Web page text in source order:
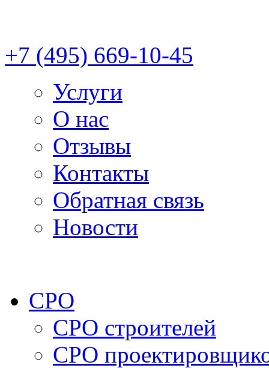
+7 (495) 669-10-45
Услуги
О нас
Отзывы
Контакты
Обратная связь
Новости
СРО
СРО строителей
СРО